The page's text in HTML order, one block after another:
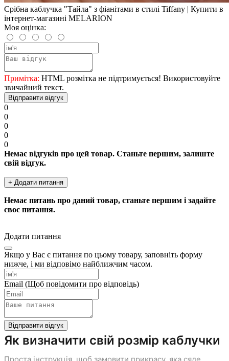
Срібна каблучка "Тайла" з фіанітами в стилі Tiffany | Купити в
інтернет-магазині MELARION
Моя оцінка:
Примітка: HTML розмітка не підтримується! Використовуйте
звичайний текст.
Відправити відгук
0
0
0
0
0
Немає відгуків про цей товар. Станьте першим, залиште
свій відгук.
+ Додати питання
Немає питань про даний товар, станьте першим і задайте
своє питання.
Додати питання
Якщо у Вас є питання по цьому товару, заповніть форму
нижче, і ми відповімо найближчим часом.
Email (Щоб повідомити про відповідь)
Відправити відгук
Як визначити свій розмір каблучки